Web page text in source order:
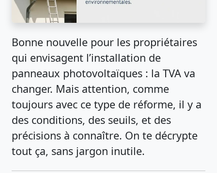
Bonne nouvelle pour les propriétaires
qui envisagent l’installation de
panneaux photovoltaïques : la TVA va
changer. Mais attention, comme
toujours avec ce type de réforme, il y a
des conditions, des seuils, et des
précisions à connaître. On te décrypte
tout ça, sans jargon inutile.